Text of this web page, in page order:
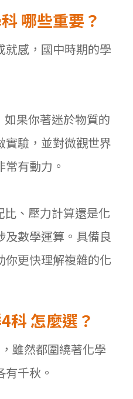
哪些重要？
就感，國中時期的學
如果你著迷於物質的
實驗，並對微觀世界
有動力。
比、壓力計算還是化
及數學運算。具備良
你更快理解複雜的化
科怎麼選？
雖然都圍繞著化學
千秋。